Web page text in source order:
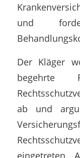
und
Der Kläger
begehrte
ab und
eingetreten.